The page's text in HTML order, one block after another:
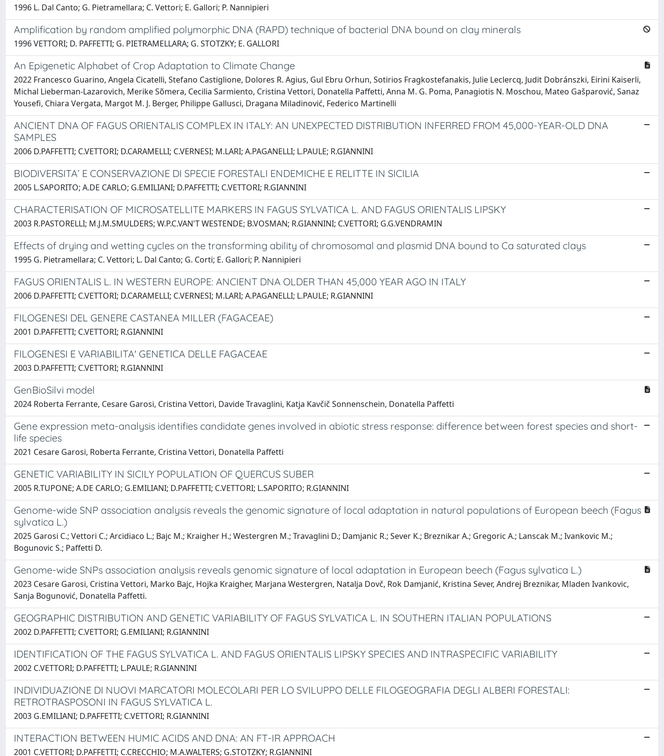
1996 L. Dal Canto; G. Pietramellara; C. Vettori; E. Gallori; P. Nannipieri
Amplification by random amplified polymorphic DNA (RAPD) technique of bacterial DNA bound on clay minerals
1996 VETTORI; D. PAFFETTI; G. PIETRAMELLARA; G. STOTZKY; E. GALLORI
An Epigenetic Alphabet of Crop Adaptation to Climate Change
2022 Francesco Guarino, Angela Cicatelli, Stefano Castiglione, Dolores R. Agius, Gul Ebru Orhun, Sotirios Fragkostefanakis, Julie Leclercq, Judit Dobránszki, Eirini Kaiserli,
Michal Lieberman-Lazarovich, Merike Sõmera, Cecilia Sarmiento, Cristina Vettori, Donatella Paffetti, Anna M. G. Poma, Panagiotis N. Moschou, Mateo Gašparović, Sanaz
Yousefi, Chiara Vergata, Margot M. J. Berger, Philippe Gallusci, Dragana Miladinović, Federico Martinelli
ANCIENT DNA OF FAGUS ORIENTALIS COMPLEX IN ITALY: AN UNEXPECTED DISTRIBUTION INFERRED FROM 45,000-YEAR-OLD DNA
SAMPLES
2006 D.PAFFETTI; C.VETTORI; D.CARAMELLI; C.VERNESI; M.LARI; A.PAGANELLI; L.PAULE; R.GIANNINI
BIODIVERSITA’ E CONSERVAZIONE DI SPECIE FORESTALI ENDEMICHE E RELITTE IN SICILIA
2005 L.SAPORITO; A.DE CARLO; G.EMILIANI; D.PAFFETTI; C.VETTORI; R.GIANNINI
CHARACTERISATION OF MICROSATELLITE MARKERS IN FAGUS SYLVATICA L. AND FAGUS ORIENTALIS LIPSKY
2003 R.PASTORELLI; M.J.M.SMULDERS; W.P.C.VAN'T WESTENDE; B.VOSMAN; R.GIANNINI; C.VETTORI; G.G.VENDRAMIN
Effects of drying and wetting cycles on the transforming ability of chromosomal and plasmid DNA bound to Ca saturated clays
1995 G. Pietramellara; C. Vettori; L. Dal Canto; G. Corti; E. Gallori; P. Nannipieri
FAGUS ORIENTALIS L. IN WESTERN EUROPE: ANCIENT DNA OLDER THAN 45,000 YEAR AGO IN ITALY
2006 D.PAFFETTI; C.VETTORI; D.CARAMELLI; C.VERNESI; M.LARI; A.PAGANELLI; L.PAULE; R.GIANNINI
FILOGENESI DEL GENERE CASTANEA MILLER (FAGACEAE)
2001 D.PAFFETTI; C.VETTORI; R.GIANNINI
FILOGENESI E VARIABILITA' GENETICA DELLE FAGACEAE
2003 D.PAFFETTI; C.VETTORI; R.GIANNINI
GenBioSilvi model
2024 Roberta Ferrante, Cesare Garosi, Cristina Vettori, Davide Travaglini, Katja Kavčič Sonnenschein, Donatella Paffetti
Gene expression meta-analysis identifies candidate genes involved in abiotic stress response: difference between forest species and short-
life species
2021 Cesare Garosi, Roberta Ferrante, Cristina Vettori, Donatella Paffetti
GENETIC VARIABILITY IN SICILY POPULATION OF QUERCUS SUBER
2005 R.TUPONE; A.DE CARLO; G.EMILIANI; D.PAFFETTI; C.VETTORI; L.SAPORITO; R.GIANNINI
Genome-wide SNP association analysis reveals the genomic signature of local adaptation in natural populations of European beech (Fagus
sylvatica L.)
2025 Garosi C.; Vettori C.; Arcidiaco L.; Bajc M.; Kraigher H.; Westergren M.; Travaglini D.; Damjanic R.; Sever K.; Breznikar A.; Gregoric A.; Lanscak M.; Ivankovic M.;
Bogunovic S.; Paffetti D.
Genome-wide SNPs association analysis reveals genomic signature of local adaptation in European beech (Fagus sylvatica L.)
2023 Cesare Garosi, Cristina Vettori, Marko Bajc, Hojka Kraigher, Marjana Westergren, Natalja Dovč, Rok Damjanić, Kristina Sever, Andrej Breznikar, Mladen Ivankovic,
Sanja Bogunović, Donatella Paffetti.
GEOGRAPHIC DISTRIBUTION AND GENETIC VARIABILITY OF FAGUS SYLVATICA L. IN SOUTHERN ITALIAN POPULATIONS
2002 D.PAFFETTI; C.VETTORI; G.EMILIANI; R.GIANNINI
IDENTIFICATION OF THE FAGUS SYLVATICA L. AND FAGUS ORIENTALIS LIPSKY SPECIES AND INTRASPECIFIC VARIABILITY
2002 C.VETTORI; D.PAFFETTI; L.PAULE; R.GIANNINI
INDIVIDUAZIONE DI NUOVI MARCATORI MOLECOLARI PER LO SVILUPPO DELLE FILOGEOGRAFIA DEGLI ALBERI FORESTALI:
RETROTRASPOSONI IN FAGUS SYLVATICA L.
2003 G.EMILIANI; D.PAFFETTI; C.VETTORI; R.GIANNINI
INTERACTION BETWEEN HUMIC ACIDS AND DNA: AN FT-IR APPROACH
2001 C.VETTORI; D.PAFFETTI; C.CRECCHIO; M.A.WALTERS; G.STOTZKY; R.GIANNINI